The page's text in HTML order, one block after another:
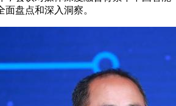
盘点和深入洞察。